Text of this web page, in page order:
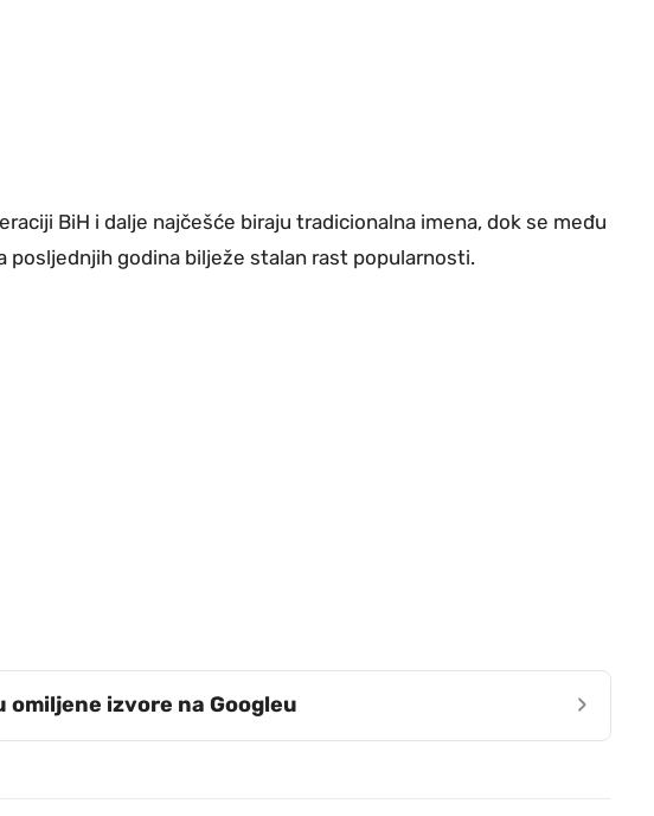
BiH i dalje najčešće biraju tradicionalna imena, dok se među
posljednjih godina bilježe stalan rast popularnosti.
omiljene izvore na Googleu ›